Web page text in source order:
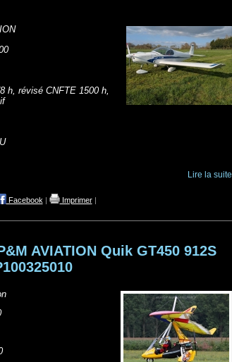
h, révisé CNFTE 1500 h,
Lire la suite
Facebook | Imprimer|
AVIATION Quik GT450 912S
: 570